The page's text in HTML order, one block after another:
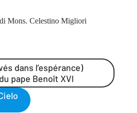
Mons. Celestino Migliori
dans l’espérance)
pape Benoît XVI